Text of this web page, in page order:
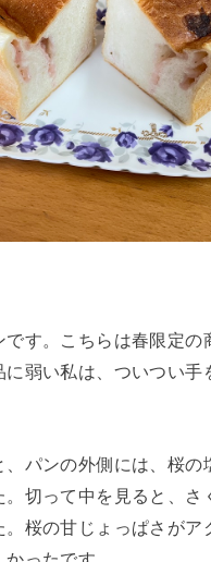
す。こちらは春限定の
に弱い私は、ついつい手
パンの外側には、桜の
。切って中を見ると、さ
。桜の甘じょっぱさがア